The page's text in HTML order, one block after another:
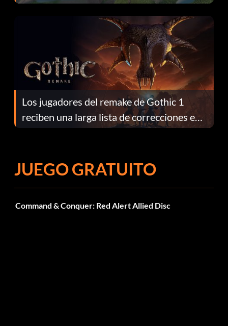
continuación te explicamos por qué.
Los jugadores del remake de Gothic 1
reciben una larga lista de correcciones en
el parche 1.0.4
JUEGO GRATUITO
Command & Conquer: Red Alert Allied Disc